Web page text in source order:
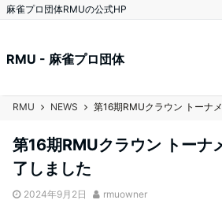
麻雀プロ団体RMUの公式HP
RMU - 麻雀プロ団体
RMU NEWS 第16期RMUクラウン トーナ
第16期RMUクラウン トーナ
了しました
2024年9月2日 rmuowner